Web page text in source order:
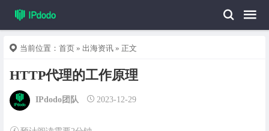
当前位置： 首页 » 出海资讯 » 正文
HTTP代理的工作原理
IPdodo团队 2023-12-29